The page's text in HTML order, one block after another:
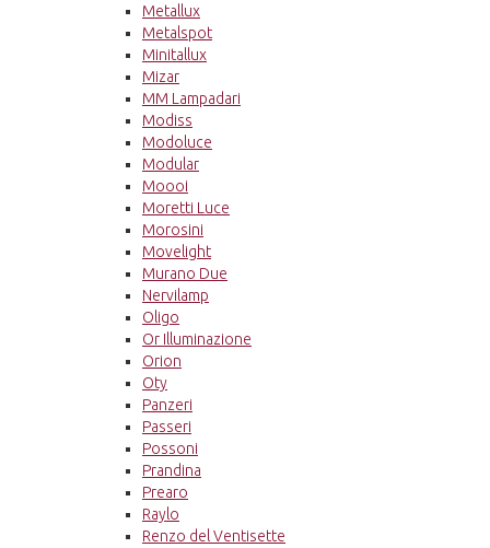
Metallux
Metalspot
Minitallux
Mizar
MM Lampadari
Modiss
Modoluce
Modular
Moooi
Moretti Luce
Morosini
Movelight
Murano Due
Nervilamp
Oligo
Or Illuminazione
Orion
Oty
Panzeri
Passeri
Possoni
Prandina
Prearo
Raylo
Renzo del Ventisette